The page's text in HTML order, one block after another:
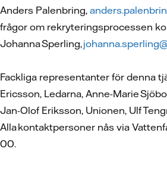
Anders Palenbring,
frågor om rekryteringsprocessen
Johanna Sperling,
Fackliga representanter för denna
Ericsson, Ledarna, Anne-Marie
Jan-Olof Eriksson, Unionen, Ulf
Alla kontaktpersoner nås via
00.